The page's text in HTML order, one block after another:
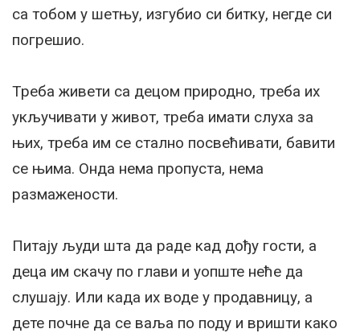
са тобом у шетњу, изгубио си битку, негде си
погрешио.
Треба живети са децом природно, треба их
укључивати у живот, треба имати слуха за
њих, треба им се стално посвећивати, бавити
се њима. Онда нема пропуста, нема
размажености.
Питају људи шта да раде кад дођу гости, а
деца им скачу по глави и уопште неће да
слушају. Или када их воде у продавницу, а
дете почне да се ваља по поду и вришти како